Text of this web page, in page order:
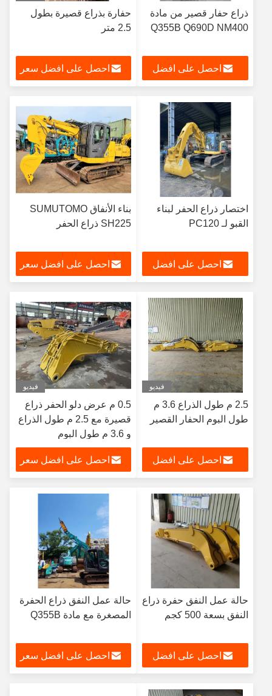
ذراع حفار قصير من مادة
Q355B Q690D NM400
احصل على افضل
حفارة بذراع قصيرة بطول
2.5 متر
احصل على افضل سعر
اختصار ذراع الحفر لبناء
القبو لـ PC120
احصل على افضل
بناء الأنفاق SUMUTOMO
SH225 ذراع الحفر
احصل على افضل سعر
فيديو
2.5 م طول الذراع 3.6 م
طول البوم الحفار القصير
احصل على افضل
فيديو
0.5 م عرض دلو الحفر ذراع
قصيرة مع 2.5 م طول الذراع
و 3.6 م طول البوم
احصل على افضل سعر
حالة عمل النفق حفرة ذراع
النفق بسعة 500 كجم
احصل على افضل
حالة عمل النفق ذراع الحفرة
المصغرة مع مادة Q355B
احصل على افضل سعر